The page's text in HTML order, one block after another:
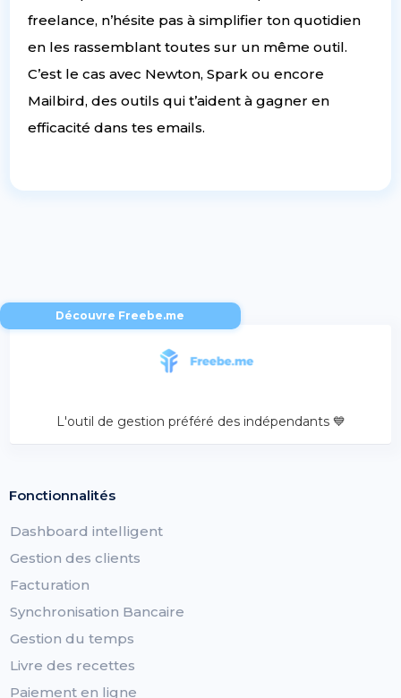
freelance, n’hésite pas à simplifier ton quotidien
en les rassemblant toutes sur un même outil.
C’est le cas avec Newton, Spark ou encore
Mailbird, des outils qui t’aident à gagner en
efficacité dans tes emails.
Découvre Freebe.me
L'outil de gestion préféré des indépendants 💙
Fonctionnalités
Dashboard intelligent
Gestion des clients
Facturation
Synchronisation Bancaire
Gestion du temps
Livre des recettes
Paiement en ligne